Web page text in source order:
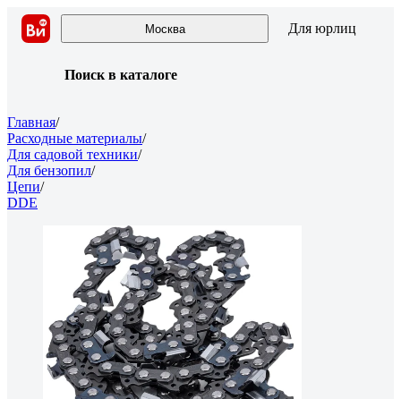
Москва Для юрлиц
Поиск в каталоге
Главная/
Расходные материалы/
Для садовой техники/
Для бензопил/
Цепи/
DDE